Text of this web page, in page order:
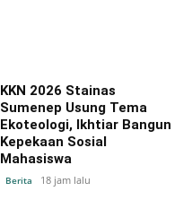
KKN 2026 Stainas
Sumenep Usung Tema
Ekoteologi, Ikhtiar Bangun
Kepekaan Sosial
Mahasiswa
Berita 18 jam lalu